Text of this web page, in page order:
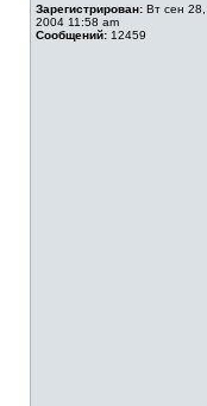
Зарегистрирован: Вт сен 28,
2004 11:58 am
Сообщений: 12459